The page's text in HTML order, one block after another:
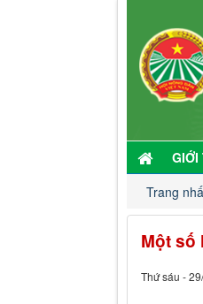
GIỚI
Trang
Một số
Thứ sáu -